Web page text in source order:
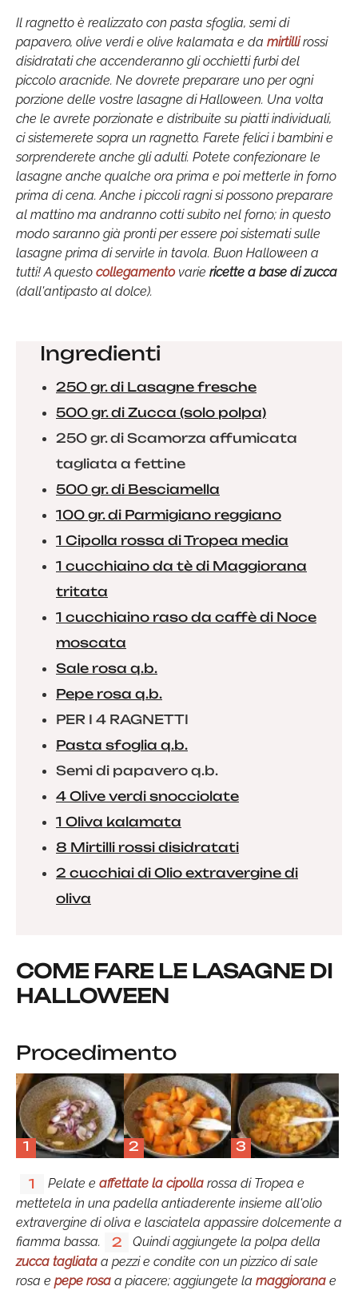
Il ragnetto è realizzato con pasta sfoglia, semi di
papavero, olive verdi e olive kalamata e da mirtillirossi
disidratati che accenderanno gli occhietti furbi del
piccolo aracnide. Ne dovrete preparare uno per ogni
porzione delle vostre lasagne di Halloween. Una volta
che le avrete porzionate e distribuite su piatti individuali,
ci sistemerete sopra un ragnetto. Farete felici i bambini e
sorprenderete anche gli adulti. Potete confezionare le
lasagne anche qualche ora prima e poi metterle in forno
prima di cena. Anche i piccoli ragni si possono preparare
al mattino ma andranno cotti subito nel forno; in questo
modo saranno già pronti per essere poi sistemati sulle
lasagne prima di servirle in tavola. Buon Halloween a
tutti! A questo collegamentovarie ricette a base di zucca
(dall'antipasto al dolce).
Ingredienti
250 gr. di Lasagne fresche
500 gr. di Zucca (solo polpa)
250 gr. di Scamorza affumicata
tagliata a fettine
500 gr. di Besciamella
100 gr. di Parmigiano reggiano
1 Cipolla rossa di Tropea media
1 cucchiaino da tè di Maggiorana
tritata
1 cucchiaino raso da caffè di Noce
moscata
Sale rosa q.b.
Pepe rosa q.b.
PER I 4 RAGNETTI
Pasta sfoglia q.b.
Semi di papavero q.b.
4 Olive verdi snocciolate
1 Oliva kalamata
8 Mirtilli rossi disidratati
2 cucchiai di Olio extravergine di
oliva
COME FARE LE LASAGNE DI
HALLOWEEN
Procedimento
1 2 3
1 Pelate e affettate la cipolla rossa di Tropea e
mettetela in una padella antiaderente insieme all'olio
extravergine di oliva e lasciatela appassire dolcemente a
fiamma bassa.
2
Quindi aggiungete la polpa della
zucca tagliata a pezzi e condite con un pizzico di sale
rosa e pepe rosa a piacere; aggiungete la maggiorana e